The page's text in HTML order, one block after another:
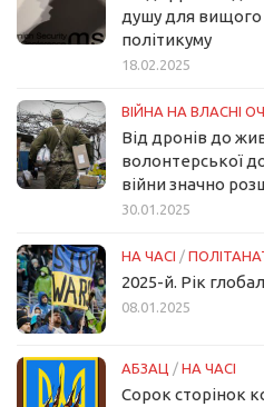
душу для
політикуму
18.02.2025
ВІЙНА НА ВЛАСНІ
Від дронів до
волонтерської
війни значно
30.01.2025
НА ЧАСІ /
2025-й. Рік
08.01.2025
АБЗАЦ / НА ЧАСІ
Сорок сторінок